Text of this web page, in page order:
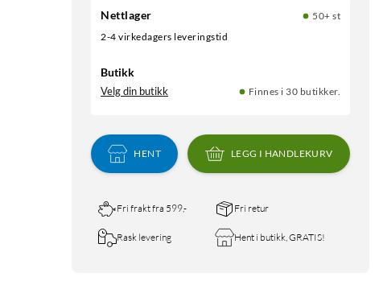
Nettlager
50+ st
2-4 virkedagers leveringstid
Butikk
Velg din butikk Finnes i 30 butikker.
HENT LEGG I HANDLEKURV
Fri frakt fra 599,- Fri retur
Rask levering Hent i butikk, GRATIS!